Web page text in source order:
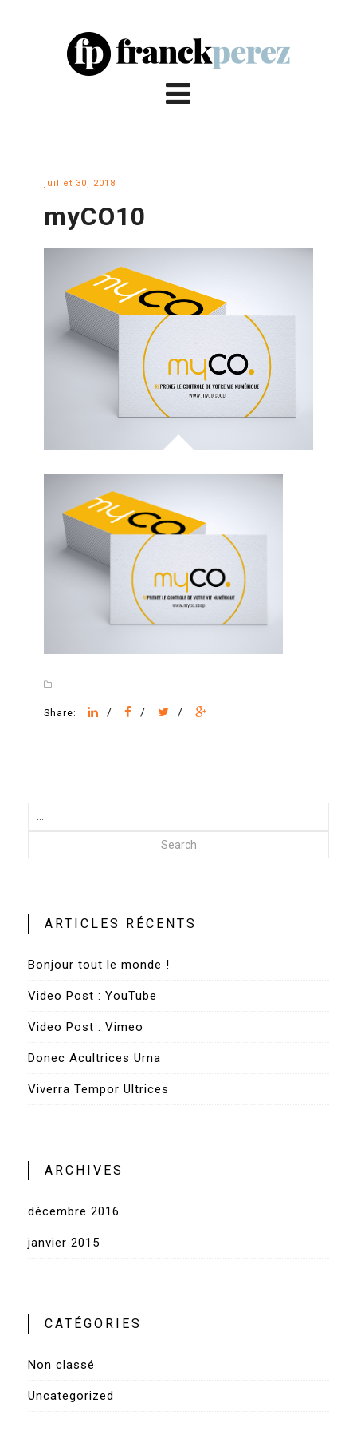
juillet 30, 2018
myCO10
Share: / / /
Search
ARTICLES RÉCENTS
Bonjour tout le monde !
Video Post : YouTube
Video Post : Vimeo
Donec Acultrices Urna
Viverra Tempor Ultrices
ARCHIVES
décembre 2016
janvier 2015
CATÉGORIES
Non classé
Uncategorized